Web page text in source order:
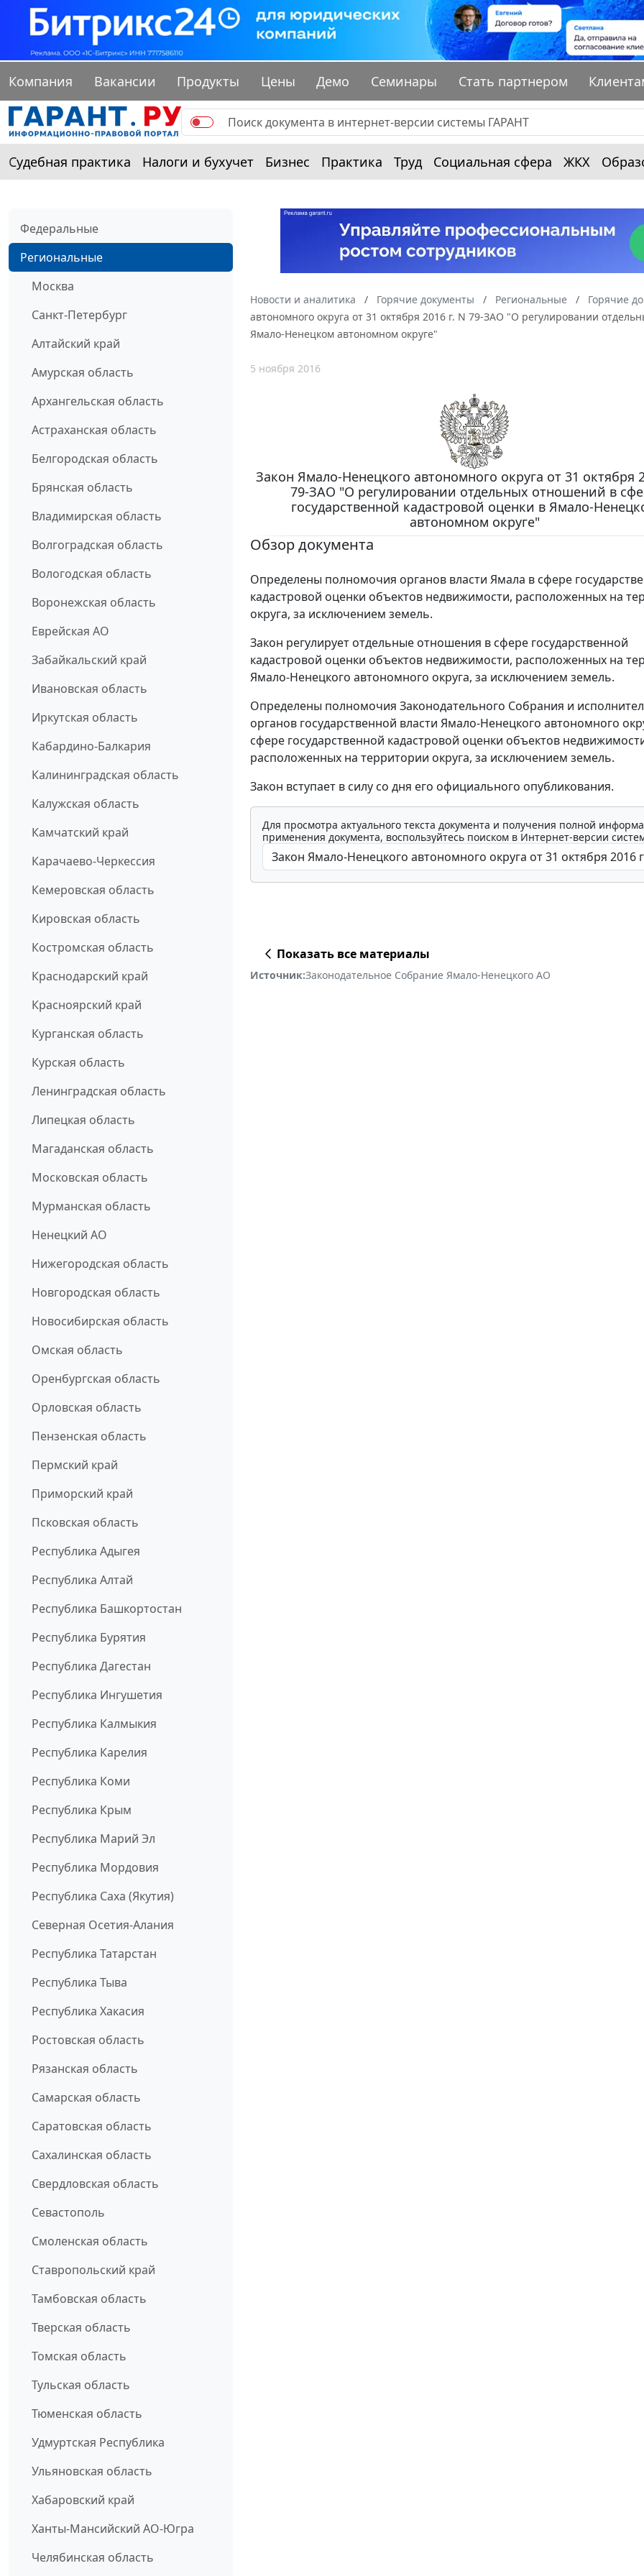
Компания Вакансии Продукты Цены Демо Семинары Стать партнером
Судебная практика Налоги и бухучет Бизнес Практика Труд Социальная сфера ЖКХ
Федеральные
Региональные
Москва
Санкт-Петербург
Алтайский край
Амурская область
Архангельская область
Астраханская область
Белгородская область
Брянская область
Владимирская область
Волгоградская область
Вологодская область
Воронежская область
Еврейская АО
Забайкальский край
Ивановская область
Иркутская область
Кабардино-Балкария
Калининградская область
Калужская область
Камчатский край
Карачаево-Черкессия
Кемеровская область
Кировская область
Костромская область
Краснодарский край
Красноярский край
Курганская область
Курская область
Ленинградская область
Липецкая область
Магаданская область
Московская область
Мурманская область
Ненецкий АО
Нижегородская область
Новгородская область
Новосибирская область
Омская область
Оренбургская область
Орловская область
Пензенская область
Пермский край
Приморский край
Псковская область
Республика Адыгея
Республика Алтай
Республика Башкортостан
Республика Бурятия
Республика Дагестан
Республика Ингушетия
Республика Калмыкия
Республика Карелия
Республика Коми
Республика Крым
Республика Марий Эл
Республика Мордовия
Республика Саха (Якутия)
Северная Осетия-Алания
Республика Татарстан
Республика Тыва
Республика Хакасия
Ростовская область
Рязанская область
Самарская область
Саратовская область
Сахалинская область
Свердловская область
Севастополь
Смоленская область
Ставропольский край
Тамбовская область
Тверская область
Томская область
Тульская область
Тюменская область
Удмуртская Республика
Ульяновская область
Хабаровский край
Ханты-Мансийский АО-Югра
Челябинская область
Новости и аналитика Горячие документы Региональные Горячие
автономного округа от 31 октября 2016 г. N 79-ЗАО "О регулировании
Ямало-Ненецком автономном округе"
5 ноября 2016
Закон Ямало-Ненецкого автономного округа от 31 октября
79-ЗАО "О регулировании отдельных отношений в
государственной кадастровой оценки в Ямало-
автономном округе"
Обзор документа
Определены полномочия органов власти Ямала в сфере
кадастровой оценки объектов недвижимости, расположенных на
округа, за исключением земель.
Закон регулирует отдельные отношения в сфере государственной
кадастровой оценки объектов недвижимости, расположенных на
Ямало-Ненецкого автономного округа, за исключением земель.
Определены полномочия Законодательного Собрания и
органов государственной власти Ямало-Ненецкого автономного
сфере государственной кадастровой оценки объектов
расположенных на территории округа, за исключением земель.
Закон вступает в силу со дня его официального опубликования.
Для просмотра актуального текста документа и получения полной
применения документа, воспользуйтесь поиском в Интернет-версии
Показать все материалы
Источник:Законодательное Собрание Ямало-Ненецкого АО